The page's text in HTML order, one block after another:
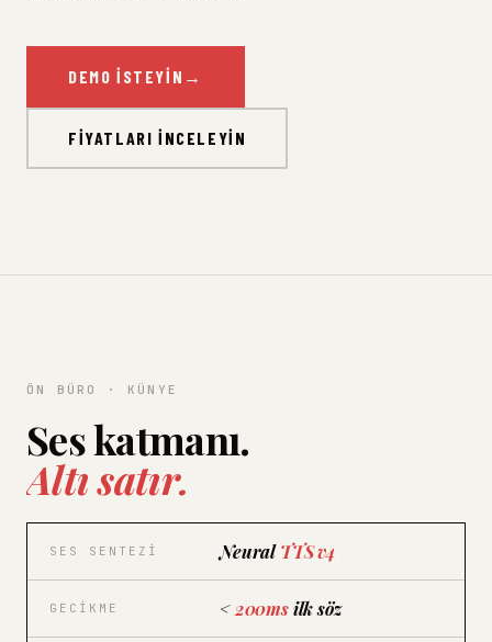
DEMO İSTEYIN →
FIYATLARI İNCELEYIN
ÖN BÜRO · KÜNYE
Ses katmanı.
Altı satır.
SES SENTEZI NeuralTTS v4
GECIKME < 200msilk söz